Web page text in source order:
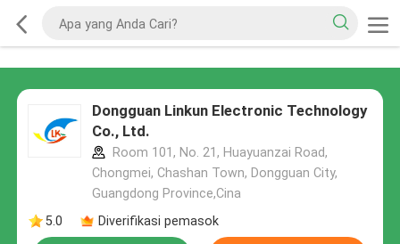
Dongguan Linkun Electronic Technology
Co., Ltd.
Room 101, No. 21, Huayuanzai Road,
Chongmei, Chashan Town, Dongguan City,
Guangdong Province,Cina
5.0
Diverifikasi pemasok